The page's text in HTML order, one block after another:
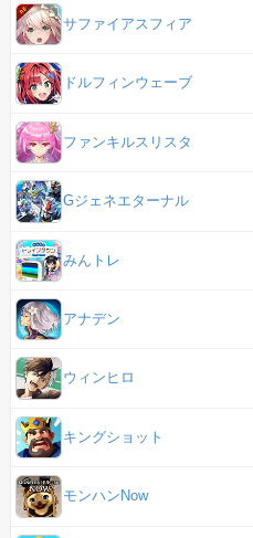
サファイアスフィア
ドルフィンウェーブ
ファンキルスリスタ
Gジェネエターナル
みんトレ
アナデン
ウィンヒロ
キングショット
モンハンNow